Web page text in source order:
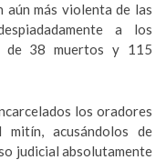
aún más violenta de las
a los
de 38 muertos y 115
los oradores
acusándolos de
judicial absolutamente